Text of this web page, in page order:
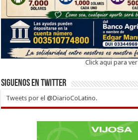
Click aqui para ver
Siguenos en twitter
Tweets por el @DiarioCoLatino.